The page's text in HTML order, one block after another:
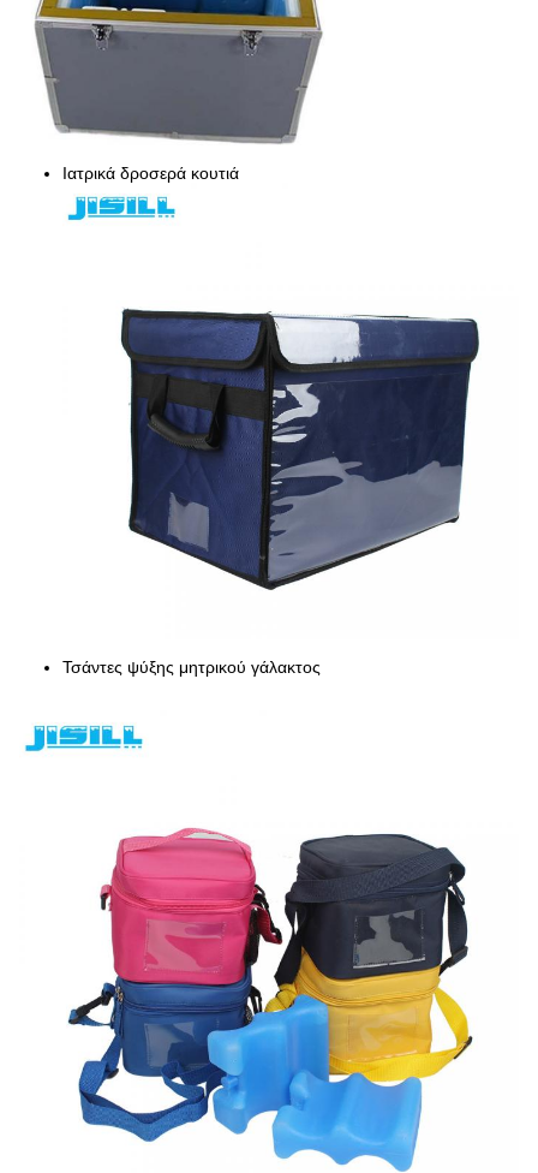
Ιατρικά δροσερά κουτιά
Τσάντες ψύξης μητρικού γάλακτος